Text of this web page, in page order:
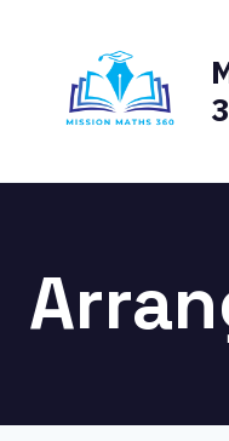
contenu